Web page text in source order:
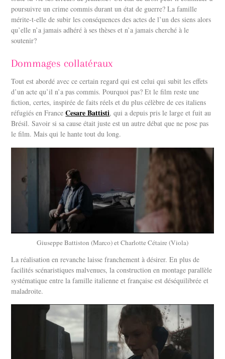
poursuivre un crime commis durant un état de guerre? La famille
mérite-t-elle de subir les conséquences des actes de l’un des siens alors
qu’elle n’a jamais adhéré à ses thèses et n’a jamais cherché à le
soutenir?
Dommages collatéraux
Tout est abordé avec ce certain regard qui est celui qui subit les effets
d’un acte qu’il n’a pas commis. Pourquoi pas? Et le film reste une
fiction, certes, inspirée de faits réels et du plus célèbre de ces italiens
réfugiés en FranceCesare Battisti, qui a depuis pris le large et fuit au
Brésil. Savoir si sa cause était juste est un autre débat que ne pose pas
le film. Mais qui le hante tout du long.
Giuseppe Battiston (Marco) et Charlotte Cétaire (Viola)
La réalisation en revanche laisse franchement à désirer. En plus de
facilités scénaristiques malvenues, la construction en montage parallèle
systématique entre la famille italienne et française est déséquilibrée et
maladroite.